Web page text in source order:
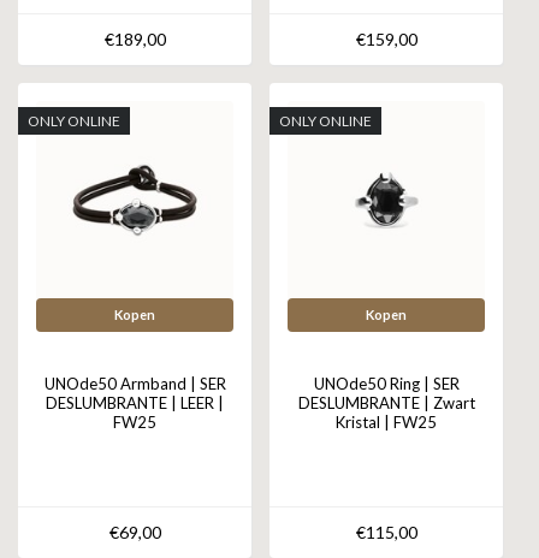
€189,00 €159,00
ONLY ONLINE
Kopen
UNOde50 Armband | SER
DESLUMBRANTE | LEER |
FW25
€69,00
ONLY ONLINE
Kopen
UNOde50 Ring | SER
DESLUMBRANTE | Zwart
Kristal | FW25
€115,00